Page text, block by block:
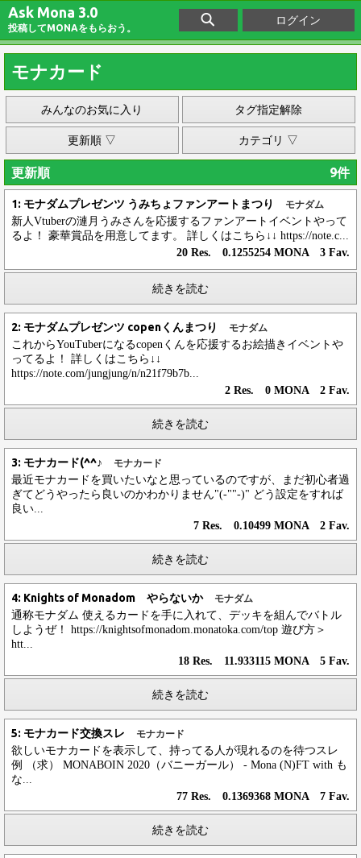
Ask Mona 3.0
投稿してMONAをもらおう。
ログイン
モナカード
みんなのお気に入り タグ指定解除
更新順 ▽ カテゴリ ▽
更新順 9件
1: モナダムプレゼンツ うみちょファンアートまつり モナダム
新人Vtuberの漣月うみさんを応援するファンアートイベントやって
るよ！ 豪華賞品を用意してます。 詳しくはこちら↓↓ https://note.c...
20 Res. 0.1255254 MONA 3 Fav.
続きを読む
2: モナダムプレゼンツ copenくんまつり モナダム
これからYouTuberになるcopenくんを応援するお絵描きイベントや
ってるよ！ 詳しくはこちら↓↓
https://note.com/jungjung/n/n21f79b7b...
2 Res. 0 MONA 2 Fav.
続きを読む
3: モナカード(^^♪ モナカード
最近モナカードを買いたいなと思っているのですが、まだ初心者過
ぎてどうやったら良いのかわかりません"(-""-)" どう設定をすれば
良い...
7 Res. 0.10499 MONA 2 Fav.
続きを読む
4: Knights of Monadom やらないか モナダム
通称モナダム 使えるカードを手に入れて、デッキを組んでバトル
しようぜ！ https://knightsofmonadom.monatoka.com/top 遊び方＞
htt...
18 Res. 11.933115 MONA 5 Fav.
続きを読む
5: モナカード交換スレ モナカード
欲しいモナカードを表示して、持ってる人が現れるのを待つスレ
例 （求） MONABOIN 2020（バニーガール） - Mona (N)FT with も
な...
77 Res. 0.1369368 MONA 7 Fav.
続きを読む